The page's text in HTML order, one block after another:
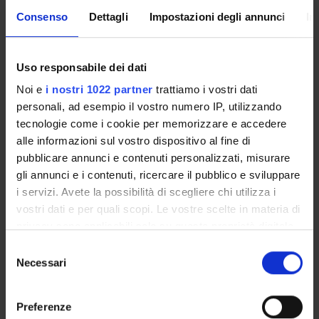
Consenso Dettagli Impostazioni degli annunci
Uso responsabile dei dati
Noi e i nostri 1022 partner trattiamo i vostri dati
personali, ad esempio il vostro numero IP, utilizzando
tecnologie come i cookie per memorizzare e accedere
alle informazioni sul vostro dispositivo al fine di
pubblicare annunci e contenuti personalizzati, misurare
gli annunci e i contenuti, ricercare il pubblico e sviluppare
i servizi. Avete la possibilità di scegliere chi utilizza i
vostri dati e per quali scopi. Le vostre scelte in materia di
modificare o revocare il proprio consenso in qualsiasi
momento dalla Dichiarazione sui cookie o facendo clic
Necessari
Preferenze
Archeologia classica 6 B
L-
Archeologia cristiana e
medievale
Storia dell’arte greca e
romana
6 B
L-
Topografia antica 6 B
L-
ANT/09
Stage 6 F -
2° Anno Attivato nell'A.A. 2017/2018
INSEGNAMENTI SSD